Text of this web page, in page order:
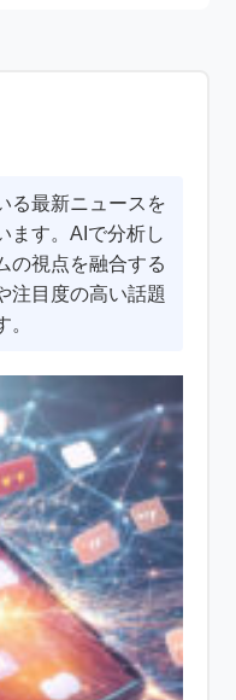
る最新ニュースを
ます。AIで分析し
の視点を融合する
注目度の高い話題